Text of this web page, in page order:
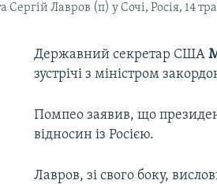
Лавров (п) у Сочі, Росія, 14
Державний секретар США
зустрічі з міністром
Помпео заявив, що
відносин із Росією.
Лавров, зі свого боку,